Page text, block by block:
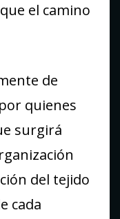
el camino
de
quienes
surgirá
del tejido
cada